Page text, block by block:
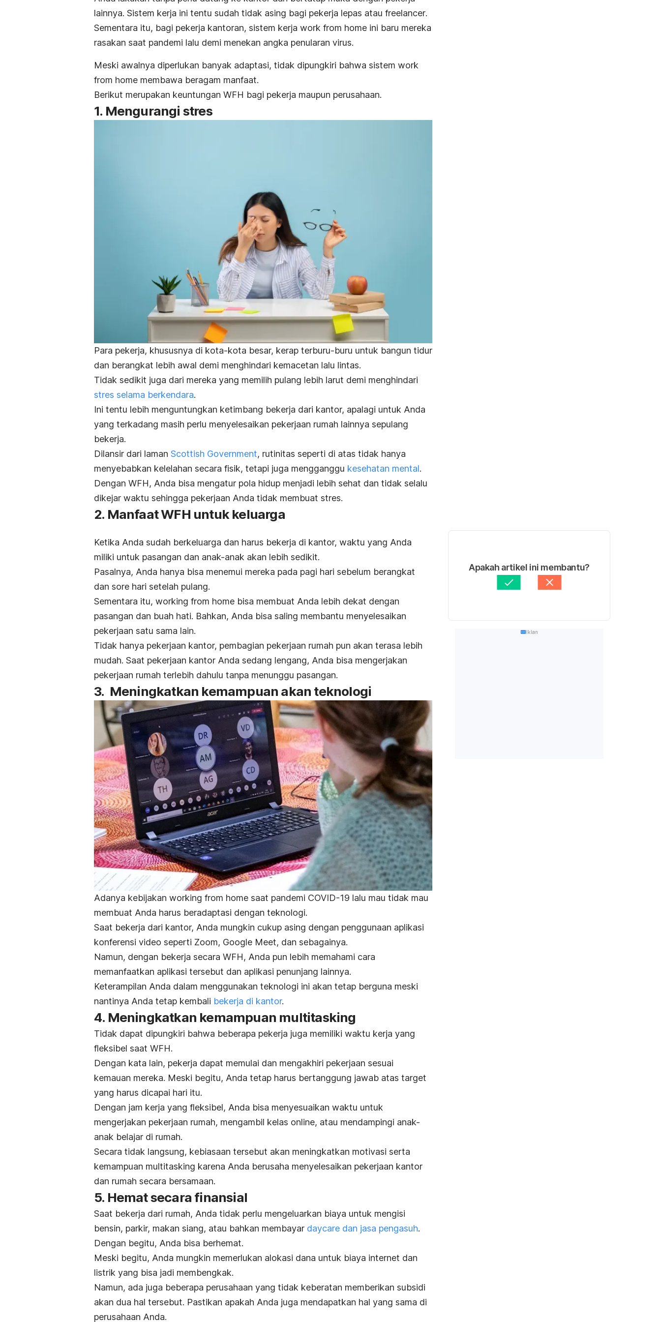
lainnya. Sistem kerja ini tentu sudah tidak asing bagi pekerja lepas atau freelancer.
Sementara itu, bagi pekerja kantoran, sistem kerja work from home ini baru mereka
rasakan saat pandemi lalu demi menekan angka penularan virus.
Meski awalnya diperlukan banyak adaptasi, tidak dipungkiri bahwa sistem work
from home membawa beragam manfaat.
Berikut merupakan keuntungan WFH bagi pekerja maupun perusahaan.
1. Mengurangi stres
Para pekerja, khususnya di kota-kota besar, kerap terburu-buru untuk bangun tidur
dan berangkat lebih awal demi menghindari kemacetan lalu lintas.
Tidak sedikit juga dari mereka yang memilih pulang lebih larut demi menghindari
stres selama berkendara.
Ini tentu lebih menguntungkan ketimbang bekerja dari kantor, apalagi untuk Anda
yang terkadang masih perlu menyelesaikan pekerjaan rumah lainnya sepulang
bekerja.
Dilansir dari laman Scottish Government, rutinitas seperti di atas tidak hanya
menyebabkan kelelahan secara fisik, tetapi juga mengganggu kesehatan mental.
Dengan WFH, Anda bisa mengatur pola hidup menjadi lebih sehat dan tidak selalu
dikejar waktu sehingga pekerjaan Anda tidak membuat stres.
2. Manfaat WFH untuk keluarga
Ketika Anda sudah berkeluarga dan harus bekerja di kantor, waktu yang Anda
miliki untuk pasangan dan anak-anak akan lebih sedikit.
Pasalnya, Anda hanya bisa menemui mereka pada pagi hari sebelum berangkat
dan sore hari setelah pulang.
Sementara itu, working from home bisa membuat Anda lebih dekat dengan
pasangan dan buah hati. Bahkan, Anda bisa saling membantu menyelesaikan
pekerjaan satu sama lain.
Tidak hanya pekerjaan kantor, pembagian pekerjaan rumah pun akan terasa lebih
mudah. Saat pekerjaan kantor Anda sedang lengang, Anda bisa mengerjakan
pekerjaan rumah terlebih dahulu tanpa menunggu pasangan.
3. Meningkatkan kemampuan akan teknologi
Adanya kebijakan working from home saat pandemi COVID-19 lalu mau tidak mau
membuat Anda harus beradaptasi dengan teknologi.
Saat bekerja dari kantor, Anda mungkin cukup asing dengan penggunaan aplikasi
konferensi video seperti Zoom, Google Meet, dan sebagainya.
Namun, dengan bekerja secara WFH, Anda pun lebih memahami cara
memanfaatkan aplikasi tersebut dan aplikasi penunjang lainnya.
Keterampilan Anda dalam menggunakan teknologi ini akan tetap berguna meski
nantinya Anda tetap kembali bekerja di kantor.
4. Meningkatkan kemampuan multitasking
Tidak dapat dipungkiri bahwa beberapa pekerja juga memiliki waktu kerja yang
fleksibel saat WFH.
Dengan kata lain, pekerja dapat memulai dan mengakhiri pekerjaan sesuai
kemauan mereka. Meski begitu, Anda tetap harus bertanggung jawab atas target
yang harus dicapai hari itu.
Dengan jam kerja yang fleksibel, Anda bisa menyesuaikan waktu untuk
mengerjakan pekerjaan rumah, mengambil kelas online, atau mendampingi anak-
anak belajar di rumah.
Secara tidak langsung, kebiasaan tersebut akan meningkatkan motivasi serta
kemampuan multitasking karena Anda berusaha menyelesaikan pekerjaan kantor
dan rumah secara bersamaan.
5. Hemat secara finansial
Saat bekerja dari rumah, Anda tidak perlu mengeluarkan biaya untuk mengisi
bensin, parkir, makan siang, atau bahkan membayar daycare dan jasa pengasuh.
Dengan begitu, Anda bisa berhemat.
Meski begitu, Anda mungkin memerlukan alokasi dana untuk biaya internet dan
listrik yang bisa jadi membengkak.
Namun, ada juga beberapa perusahaan yang tidak keberatan memberikan subsidi
akan dua hal tersebut. Pastikan apakah Anda juga mendapatkan hal yang sama di
perusahaan Anda.
Apakah artikel ini membantu?
Iklan